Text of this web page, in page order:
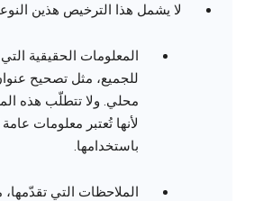
لا يشمل هذا الترخيص هذين
المعلومات الحقيقية
للجميع، مثل تصحيح
محلي. ولا تتطلّب هذه
لأنها تُعتبر معلومات
باستخدامها.
الملاحظات التي تقدّمها،